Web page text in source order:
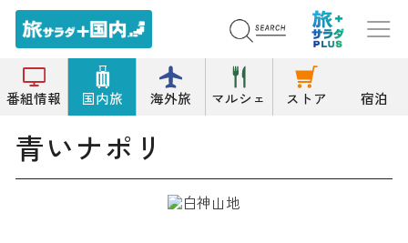
番組情報 国内旅 海外旅 マルシェ ストア 宿泊
トップ イタリア料理 青いナポリ
青いナポリ